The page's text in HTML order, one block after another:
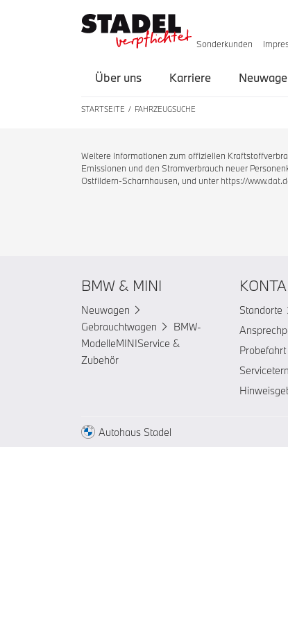
Sonderkunden
Über uns Karriere
STARTSEITE FAHRZEUGSUCHE
Weitere Informationen zum offiziellen
Emissionen und den Stromverbrauch neuer
Ostfildern-Scharnhausen, und unter https://
BMW & MINI
Neuwagen
Gebrauchtwagen
BMW-
ModelleMINIService &
Zubehör
Standorte
Autohaus Stadel